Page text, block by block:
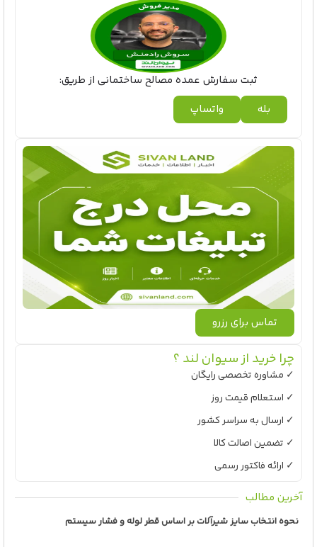
ثبت سفارش عمده مصالح ساختمانی از طریق:
بله
واتساپ
تماس برای رزرو
چرا خرید از سیوان لند ؟
✓ مشاوره تخصصی رایگان
✓ استعلام قیمت روز
✓ ارسال به سراسر کشور
✓ تضمین اصالت کالا
✓ ارائه فاکتور رسمی
آخرین مطالب
نحوه انتخاب سایز شیرآلات بر اساس قطر لوله و فشار سیستم